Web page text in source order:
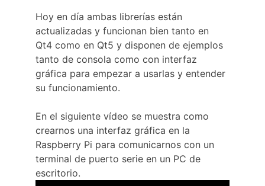
Hoy en día ambas librerías están
actualizadas y funcionan bien tanto en
Qt4 como en Qt5 y disponen de ejemplos
tanto de consola como con interfaz
gráfica para empezar a usarlas y entender
su funcionamiento.
En el siguiente vídeo se muestra como
crearnos una interfaz gráfica en la
Raspberry Pi para comunicarnos con un
terminal de puerto serie en un PC de
escritorio.